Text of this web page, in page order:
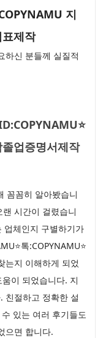
지
제작
하신 분들께 실질적
업증명서제작
꼼꼼히 알아봤습니
시간이 걸렸습니
업체인지 구별하기가
톡:COPYNAMU⭐
는지 이해하게 되었
이 되었습니다. 지
친절하고 정확한 설
있는 여러 후기들도
으면 합니다.